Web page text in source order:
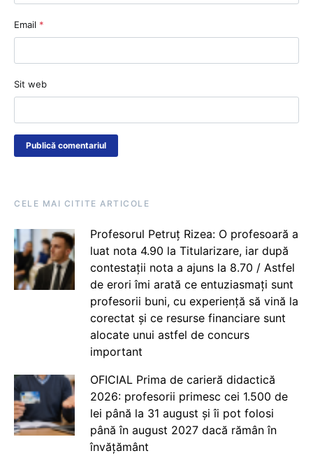
Email *
Sit web
CELE MAI CITITE ARTICOLE
Profesorul Petruț Rizea: O profesoară a
luat nota 4.90 la Titularizare, iar după
contestații nota a ajuns la 8.70 / Astfel
de erori îmi arată ce entuziasmați sunt
profesorii buni, cu experiență să vină la
corectat și ce resurse financiare sunt
alocate unui astfel de concurs
important
OFICIAL Prima de carieră didactică
2026: profesorii primesc cei 1.500 de
lei până la 31 august și îi pot folosi
până în august 2027 dacă rămân în
învățământ